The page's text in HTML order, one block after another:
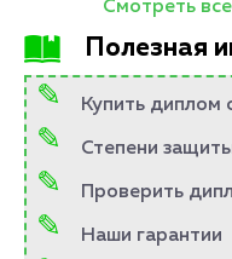
Смотреть
Полезная
Купить диплом
Степени
Проверить
Наши гарантии